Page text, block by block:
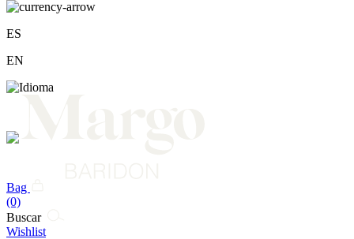
ES
EN
Bag
(0)
Buscar
Wishlist